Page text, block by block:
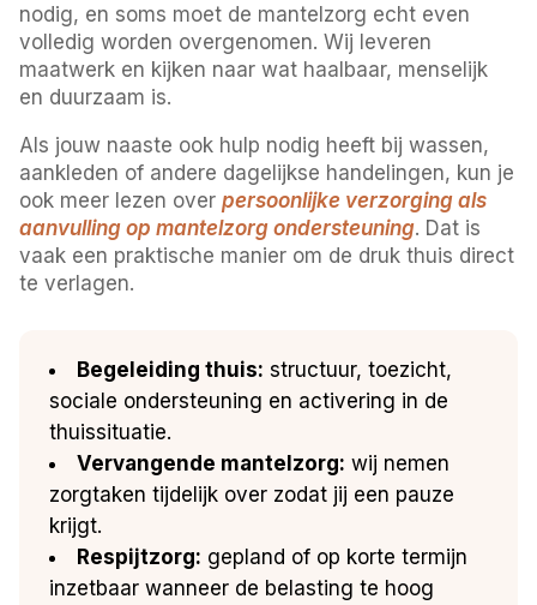
nodig, en soms moet de mantelzorg echt even
volledig worden overgenomen. Wij leveren
maatwerk en kijken naar wat haalbaar, menselijk
en duurzaam is.
Als jouw naaste ook hulp nodig heeft bij wassen,
aankleden of andere dagelijkse handelingen, kun je
ook meer lezen overpersoonlijke verzorging als
aanvulling op mantelzorg ondersteuning. Dat is
vaak een praktische manier om de druk thuis direct
te verlagen.
Begeleiding thuis: structuur, toezicht,
sociale ondersteuning en activering in de
thuissituatie.
Vervangende mantelzorg: wij nemen
zorgtaken tijdelijk over zodat jij een pauze
krijgt.
Respijtzorg: gepland of op korte termijn
inzetbaar wanneer de belasting te hoog